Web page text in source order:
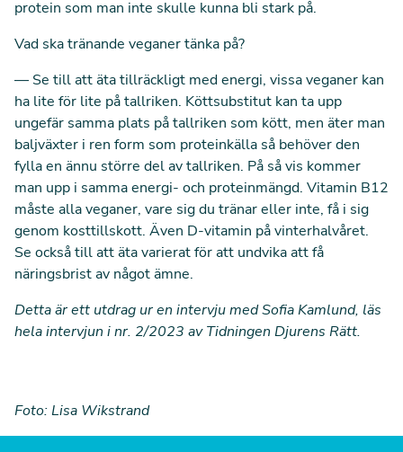
protein som man inte skulle kunna bli stark på.
Vad ska tränande veganer tänka på?
— Se till att äta tillräckligt med energi, vissa veganer kan
ha lite för lite på tallriken. Köttsubstitut kan ta upp
ungefär samma plats på tallriken som kött, men äter man
baljväxter i ren form som proteinkälla så behöver den
fylla en ännu större del av tallriken. På så vis kommer
man upp i samma energi- och proteinmängd. Vitamin B12
måste alla veganer, vare sig du tränar eller inte, få i sig
genom kosttillskott. Även D-vitamin på vinterhalvåret.
Se också till att äta varierat för att undvika att få
näringsbrist av något ämne.
Detta är ett utdrag uren intervju med Sofia Kamlund, läs
hela intervjun i nr. 2/2023 av Tidningen Djurens Rätt.
Foto: Lisa Wikstrand